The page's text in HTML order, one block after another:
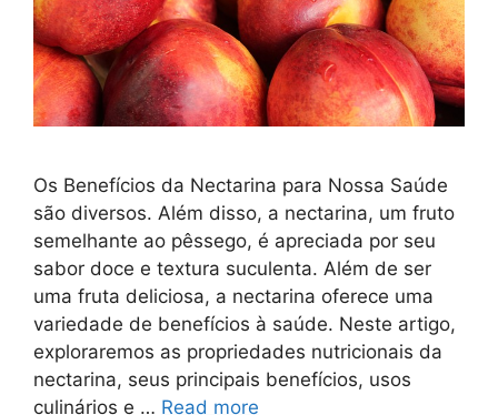
Os Benefícios da Nectarina para Nossa Saúde
são diversos. Além disso, a nectarina, um fruto
semelhante ao pêssego, é apreciada por seu
sabor doce e textura suculenta. Além de ser
uma fruta deliciosa, a nectarina oferece uma
variedade de benefícios à saúde. Neste artigo,
exploraremos as propriedades nutricionais da
nectarina, seus principais benefícios, usos
culinários e … Read more